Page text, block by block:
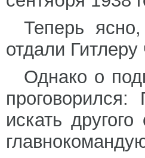
Теперь
отдали
Однако о
искать